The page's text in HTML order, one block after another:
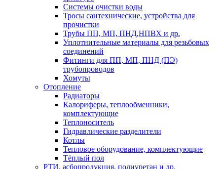
Системы очистки воды
Тросы сантехнические, устройства для
прочистки
Трубы ПП, МП, ПНД,НПВХ и др.
Уплотнительные материалы для резьбовых
соединений
Фитинги для ПП, МП, ПНД (ПЭ)
трубопроводов
Хомуты
Отопление
Радиаторы
Калориферы, теплообменники,
комплектующие
Теплоноситель
Гидравлические разделители
Котлы
Тепловое оборудование, комплектующие
Тёплый пол
РТИ, асбопродукция, полиуретан и др.